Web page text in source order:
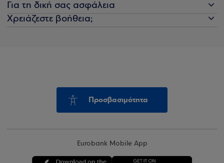
Για τη δική σας ασφάλεια
Χρειάζεστε βοήθεια;
Προσβασιμότητα
Eurobank Mobile App